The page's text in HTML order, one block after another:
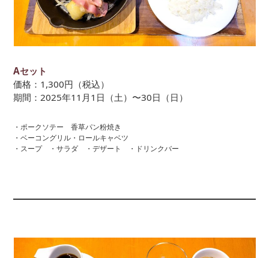
Aセット
価格：1,300円（税込）
期間：2025年11月1日（土）〜30日（日）
・ポークソテー 香草パン粉焼き
・ベーコングリル・ロールキャベツ
・スープ ・サラダ ・デザート ・ドリンクバー